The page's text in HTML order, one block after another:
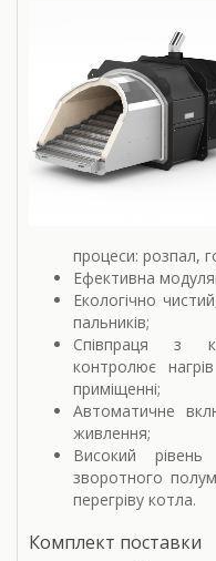
процеси: розпал,
Ефективна
Екологічно
пальників;
Співпраця з
контролює
приміщенні;
Автоматичне
живлення;
Високий
зворотного
перегріву котла.
Комплект поставки